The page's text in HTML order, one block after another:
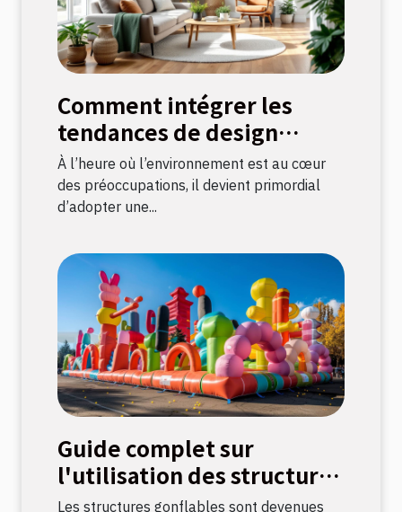
Comment intégrer les
tendances de design
durable dans votre
décoration intérieure
À l’heure où l’environnement est au cœur
des préoccupations, il devient primordial
d’adopter une...
Guide complet sur
l'utilisation des structures
gonflables pour
Les structures gonflables sont devenues